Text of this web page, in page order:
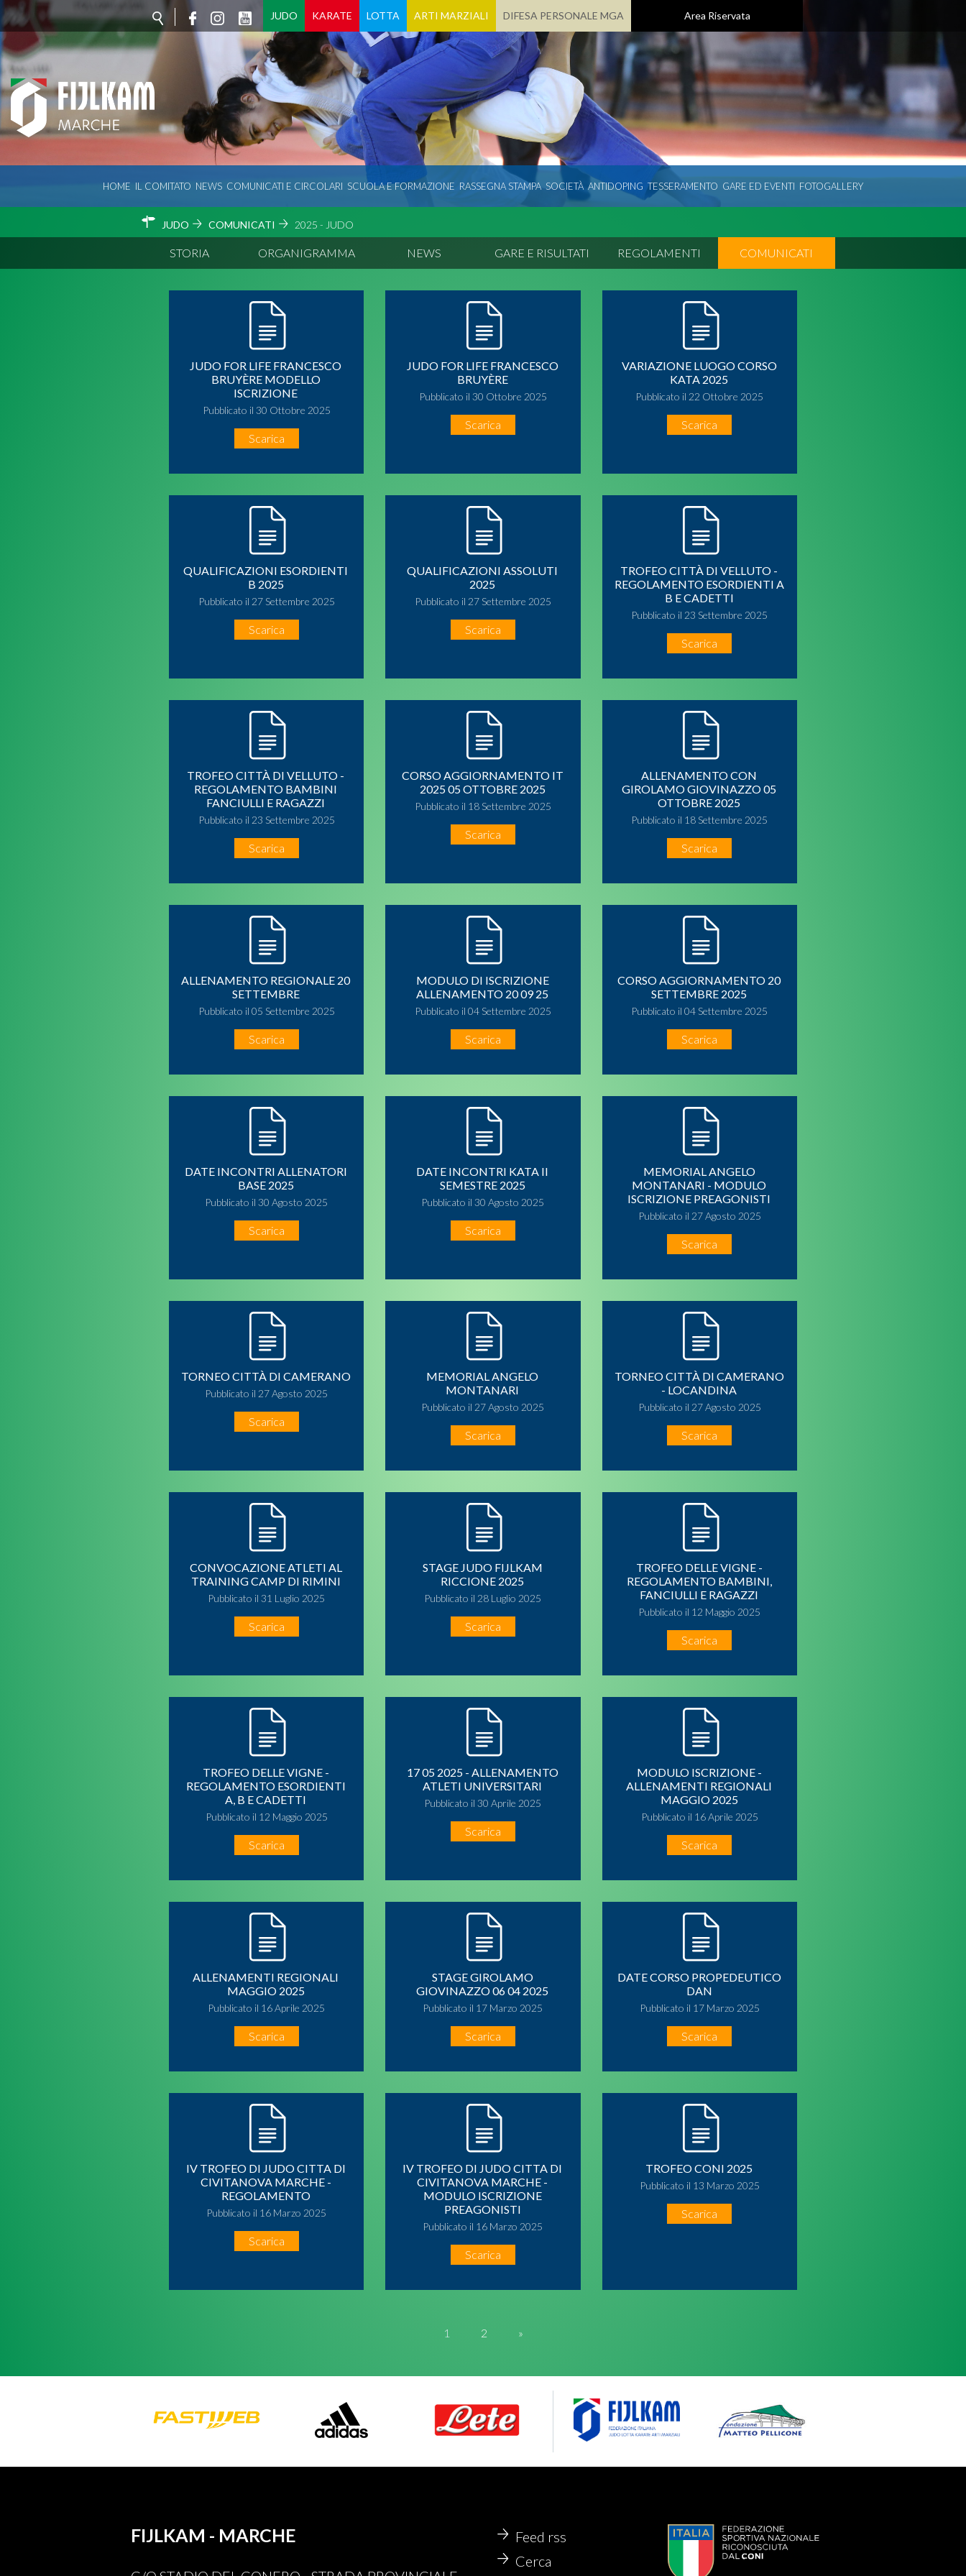
JUDO KARATE LOTTA ARTI MARZIALI DIFESA PERSONALE MGA Area Riservata
HOME IL COMITATO NEWS COMUNICATI E CIRCOLARI SCUOLA E FORMAZIONE RASSEGNA STAMPA SOCIETÀ ANTIDOPING TESSERAMENTO GARE ED EVENTI FOTOGALLERY
JUDO COMUNICATI 2025 - JUDO
STORIA ORGANIGRAMMA NEWS GARE E RISULTATI REGOLAMENTI COMUNICATI
JUDO FOR LIFE FRANCESCO
BRUYÈRE MODELLO
ISCRIZIONE
Pubblicato il 30 Ottobre 2025
Scarica
JUDO FOR LIFE FRANCESCO
BRUYÈRE
Pubblicato il 30 Ottobre 2025
Scarica
VARIAZIONE LUOGO CORSO
KATA 2025
Pubblicato il 22 Ottobre 2025
Scarica
QUALIFICAZIONI ESORDIENTI
B 2025
Pubblicato il 27 Settembre 2025
Scarica
QUALIFICAZIONI ASSOLUTI
2025
Pubblicato il 27 Settembre 2025
Scarica
TROFEO CITTÀ DI VELLUTO -
REGOLAMENTO ESORDIENTI A
B E CADETTI
Pubblicato il 23 Settembre 2025
Scarica
TROFEO CITTÀ DI VELLUTO -
REGOLAMENTO BAMBINI
FANCIULLI E RAGAZZI
Pubblicato il 23 Settembre 2025
Scarica
CORSO AGGIORNAMENTO IT
2025 05 OTTOBRE 2025
Pubblicato il 18 Settembre 2025
Scarica
ALLENAMENTO CON
GIROLAMO GIOVINAZZO 05
OTTOBRE 2025
Pubblicato il 18 Settembre 2025
Scarica
ALLENAMENTO REGIONALE 20
SETTEMBRE
Pubblicato il 05 Settembre 2025
Scarica
MODULO DI ISCRIZIONE
ALLENAMENTO 20 09 25
Pubblicato il 04 Settembre 2025
Scarica
CORSO AGGIORNAMENTO 20
SETTEMBRE 2025
Pubblicato il 04 Settembre 2025
Scarica
DATE INCONTRI ALLENATORI
BASE 2025
Pubblicato il 30 Agosto 2025
Scarica
DATE INCONTRI KATA II
SEMESTRE 2025
Pubblicato il 30 Agosto 2025
Scarica
MEMORIAL ANGELO
MONTANARI - MODULO
ISCRIZIONE PREAGONISTI
Pubblicato il 27 Agosto 2025
Scarica
TORNEO CITTÀ DI CAMERANO
Pubblicato il 27 Agosto 2025
Scarica
MEMORIAL ANGELO
MONTANARI
Pubblicato il 27 Agosto 2025
Scarica
TORNEO CITTÀ DI CAMERANO
- LOCANDINA
Pubblicato il 27 Agosto 2025
Scarica
CONVOCAZIONE ATLETI AL
TRAINING CAMP DI RIMINI
Pubblicato il 31 Luglio 2025
Scarica
STAGE JUDO FIJLKAM
RICCIONE 2025
Pubblicato il 28 Luglio 2025
Scarica
TROFEO DELLE VIGNE -
REGOLAMENTO BAMBINI,
FANCIULLI E RAGAZZI
Pubblicato il 12 Maggio 2025
Scarica
TROFEO DELLE VIGNE -
REGOLAMENTO ESORDIENTI
A, B E CADETTI
Pubblicato il 12 Maggio 2025
Scarica
17 05 2025 - ALLENAMENTO
ATLETI UNIVERSITARI
Pubblicato il 30 Aprile 2025
Scarica
MODULO ISCRIZIONE -
ALLENAMENTI REGIONALI
MAGGIO 2025
Pubblicato il 16 Aprile 2025
Scarica
ALLENAMENTI REGIONALI
MAGGIO 2025
Pubblicato il 16 Aprile 2025
Scarica
STAGE GIROLAMO
GIOVINAZZO 06 04 2025
Pubblicato il 17 Marzo 2025
Scarica
DATE CORSO PROPEDEUTICO
DAN
Pubblicato il 17 Marzo 2025
Scarica
IV TROFEO DI JUDO CITTA DI
CIVITANOVA MARCHE -
REGOLAMENTO
Pubblicato il 16 Marzo 2025
Scarica
IV TROFEO DI JUDO CITTA DI
CIVITANOVA MARCHE -
MODULO ISCRIZIONE
PREAGONISTI
Pubblicato il 16 Marzo 2025
Scarica
TROFEO CONI 2025
Pubblicato il 13 Marzo 2025
Scarica
1 2 »
FIJLKAM - MARCHE
Feed rss
Cerca